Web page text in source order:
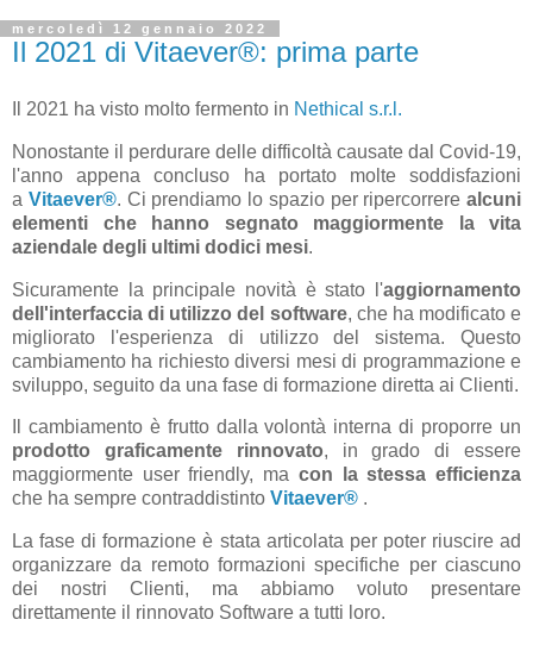
mercoledì 12 gennaio 2022
Il 2021 di Vitaever®: prima parte
Il 2021 ha visto molto fermento in Nethical s.r.l.
Nonostante il perdurare delle difficoltà causate dal Covid-19,
l'anno appena concluso ha portato molte soddisfazioni
a Vitaever®. Ci prendiamo lo spazio per ripercorrere alcuni
elementi che hanno segnato maggiormente la vita
aziendale degli ultimi dodici mesi.
Sicuramente la principale novità è stato l'aggiornamento
dell'interfaccia di utilizzo del software, che ha modificato e
migliorato l'esperienza di utilizzo del sistema. Questo
cambiamento ha richiesto diversi mesi di programmazione e
sviluppo, seguito da una fase di formazione diretta ai Clienti.
Il cambiamento è frutto dalla volontà interna di proporre un
prodotto graficamente rinnovato, in grado di essere
maggiormente user friendly, ma con la stessa efficienza
che ha sempre contraddistinto Vitaever® .
La fase di formazione è stata articolata per poter riuscire ad
organizzare da remoto formazioni specifiche per ciascuno
dei nostri Clienti, ma abbiamo voluto presentare
direttamente il rinnovato Software a tutti loro.